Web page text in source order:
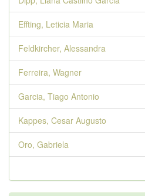
Effting, Leticia Maria
Feldkircher, Alessandra
Ferreira, Wagner
Garcia, Tiago Antonio
Kappes, Cesar Augusto
Oro, Gabriela